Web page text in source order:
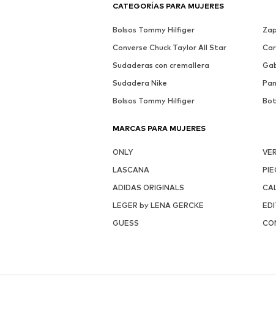
CATEGORÍAS PARA MUJERES
Bolsos Tommy Hilfiger
Converse Chuck Taylor All Star
Sudaderas con cremallera
Sudadera Nike
Bolsos Tommy Hilfiger
MARCAS PARA MUJERES
ONLY
LASCANA
ADIDAS ORIGINALS
LEGER by LENA GERCKE
GUESS